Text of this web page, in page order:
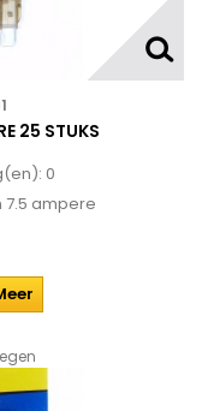
25 STUKS
0
7.5 ampere